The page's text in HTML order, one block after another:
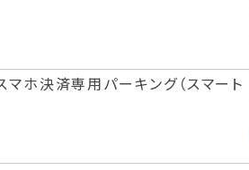
マホ決済専用パーキング（スマート